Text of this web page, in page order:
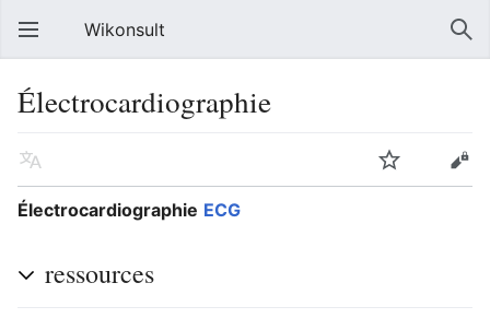
Wikonsult
Électrocardiographie
Électrocardiographie ECG
ressources